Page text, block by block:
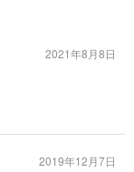
2021年8月8日
2019年12月7日